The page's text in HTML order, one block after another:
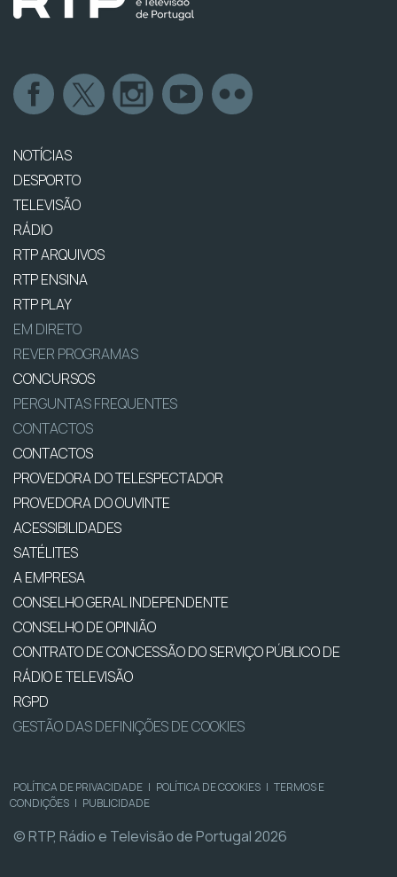
NOTÍCIAS
DESPORTO
TELEVISÃO
RÁDIO
RTP ARQUIVOS
RTP ENSINA
RTP PLAY
EM DIRETO
REVER PROGRAMAS
CONCURSOS
PERGUNTAS FREQUENTES
CONTACTOS
CONTACTOS
PROVEDORA DO TELESPECTADOR
PROVEDORA DO OUVINTE
ACESSIBILIDADES
SATÉLITES
A EMPRESA
CONSELHO GERAL INDEPENDENTE
CONSELHO DE OPINIÃO
CONTRATO DE CONCESSÃO DO SERVIÇO PÚBLICO DE
RÁDIO E TELEVISÃO
RGPD
GESTÃO DAS DEFINIÇÕES DE COOKIES
POLÍTICA DE PRIVACIDADE | POLÍTICA DE COOKIES | TERMOS E
CONDIÇÕES | PUBLICIDADE
© RTP, Rádio e Televisão de Portugal 2026